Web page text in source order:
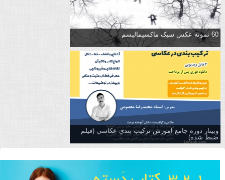
60 نمونه عکس سبک ماکسیمالیسم
وبینار دوره جامع آموزش تركيب بندي عكاسي (فیلم
ضبط شده)